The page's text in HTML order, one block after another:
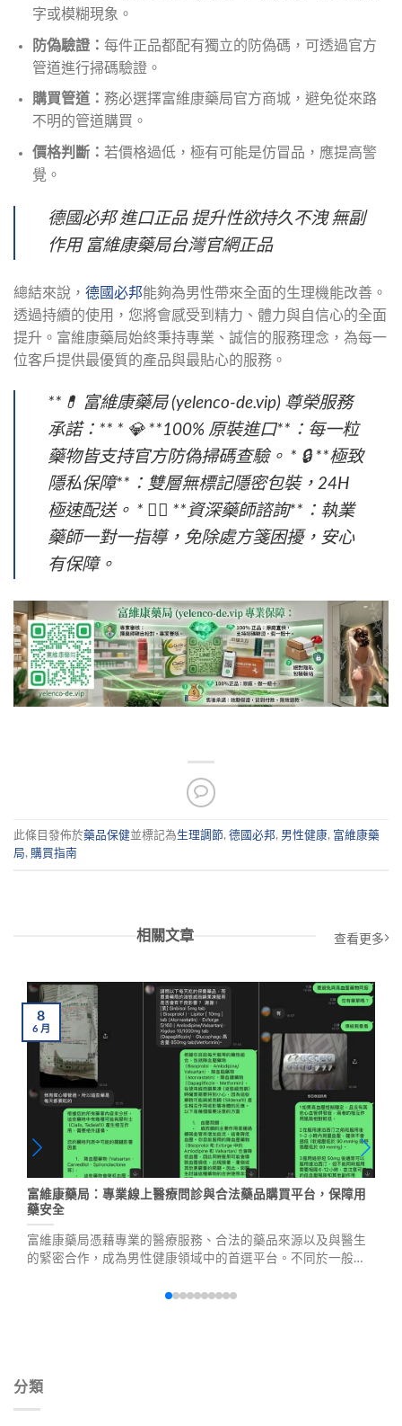
分類
字或模糊現象。
防偽驗證： 每件正品都配有獨立的防偽碼，可透過官方
管道進行掃碼驗證。
購買管道： 務必選擇富維康藥局官方商城，避免從來路
不明的管道購買。
價格判斷： 若價格過低，極有可能是仿冒品，應提高警
覺。
德國必邦 進口正品 提升性欲持久不洩 無副
作用 富維康藥局台灣官網正品
總結來說， 德國必邦能夠為男性帶來全面的生理機能改善。
透過持續的使用，您將會感受到精力、體力與自信心的全面
提升。富維康藥局始終秉持專業、誠信的服務理念，為每一
位客戶提供最優質的產品與最貼心的服務。
**💊 富維康藥局 (yelenco-de.vip) 尊榮服務
承諾：** * 💎 **100% 原裝進口**：每一粒
藥物皆支持官方防偽掃碼查驗。 * 🔒 **極致
隱私保障**：雙層無標記隱密包裝，24H
極速配送。 * 👨‍⚕️ **資深藥師諮詢**：執業
藥師一對一指導，免除處方箋困擾，安心
有保障。
此條目發佈於藥品保健並標記為生理調節, 德國必邦, 男性健康, 富維康藥
局, 購買指南
相關文章 查看更多
富維康藥局：專業線上醫療問診與合法藥品購買平台，保障用
藥安全
富維康藥局憑藉專業的醫療服務、合法的藥品來源以及與醫生
的緊密合作，成為男性健康領域中的首選平台。不同於一般線
障、個性化用藥建議、嚴格隱私保護及快速配送，確保用藥安
8
6月